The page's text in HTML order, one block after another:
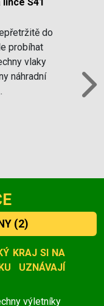
S41
do
probíhat
vlaky
náhradní
(2)
KRAJ SI NA
UZNÁVAJÍ
výletníky